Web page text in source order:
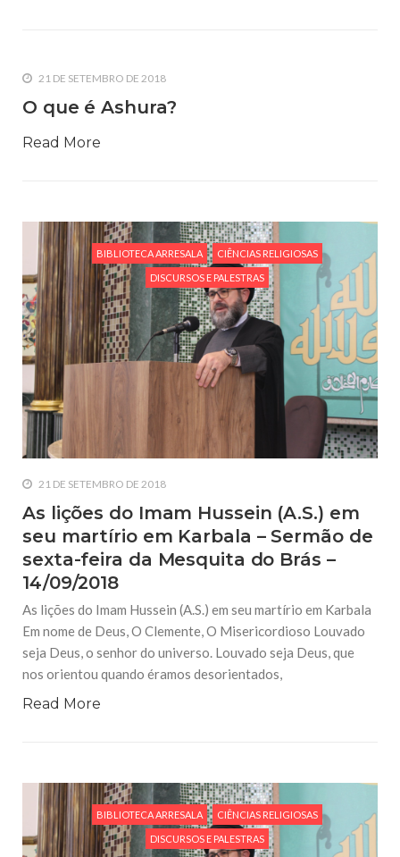
tenha condições financeiras e de saúde para tal) à cidade
religiosos. Deus revelou no Alcorão Sagrado:
27 DE JULHO DE 2014
Islam
21 DE SETEMBRO DE 2018
O que é Ashura?
Read More
BIBLIOTECA ARRESALA CIÊNCIAS RELIGIOSAS
DISCURSOS E PALESTRAS
21 DE SETEMBRO DE 2018
As lições do Imam Hussein (A.S.) em
seu martírio em Karbala – Sermão de
sexta-feira da Mesquita do Brás –
14/09/2018
As lições do Imam Hussein (A.S.) em seu martírio em Karbala
Em nome de Deus, O Clemente, O Misericordioso Louvado
seja Deus, o senhor do universo. Louvado seja Deus, que
nos orientou quando éramos desorientados,
Read More
BIBLIOTECA ARRESALA CIÊNCIAS RELIGIOSAS
DISCURSOS E PALESTRAS